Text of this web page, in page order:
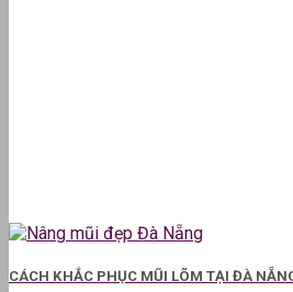
CÁCH KHẮC PHỤC MŨI LÕM TẠI ĐÀ